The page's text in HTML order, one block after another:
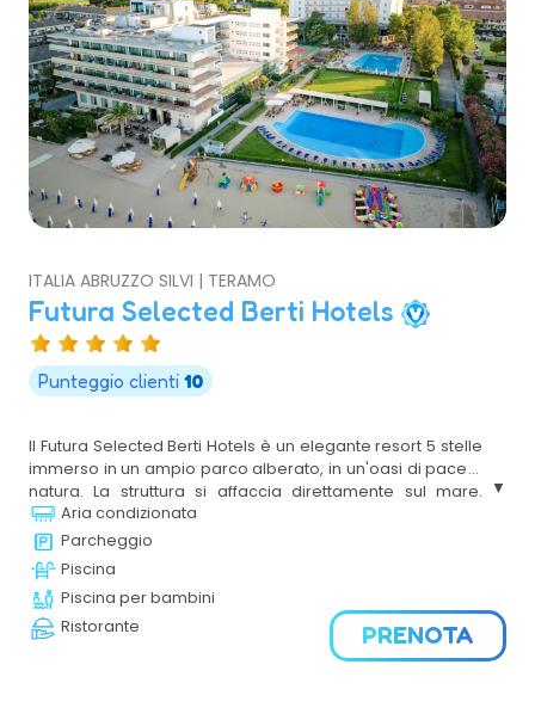
ITALIA ABRUZZO SILVI | TERAMO
Futura Selected Berti Hotels
Punteggio clienti 10
Il Futura Selected Berti Hotels è un elegante resort 5 stelle
immerso in un ampio parco alberato, in un'oasi di pace e
natura. La struttura si affaccia direttamente sul mare.
Ideale per famiglie, coppie e gruppi di amici, offre servizi
di alta qualità, un’animazione coinvolgente e una
ristorazione raffinata. Un'oasi di relax e divertimento per
una vacanza all'insegna del comfort e della natura.
Aria condizionata
Parcheggio
Piscina
Piscina per bambini
Ristorante
PRENOTA